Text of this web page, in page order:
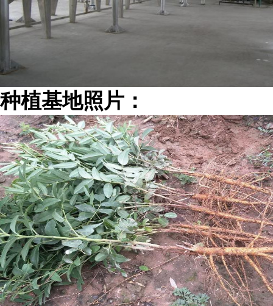
种植基地照片：